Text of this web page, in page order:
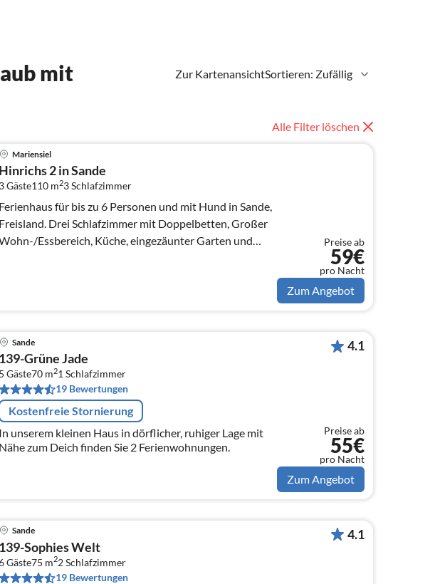
Zur KartenansichtSortieren: Zufällig
mit
Alle Filter löschen
Mariensiel
2 in Sande
Gäste110 m23Schlafzimmer
für bis zu 6 Personen und mit Hund in Sande,
Drei Schlafzimmer mit Doppelbetten, Großer
Essbereich, Küche, eingezäunter Garten und
Duschbad.
Preise ab
59€
pro Nacht
Zum Angebot
Sande
139-Grüne Jade
5 Gäste70 m21 Schlafzimmer
19 Bewertungen
Kostenfreie Stornierung
unserem kleinen Haus in dörflicher, ruhiger Lage mit
zum Deich finden Sie 2 Ferienwohnungen.
4.1
Preise ab
55€
pro Nacht
Zum Angebot
Sande
139-Sophies Welt
Gäste75 m22Schlafzimmer
19 Bewertungen
4.1